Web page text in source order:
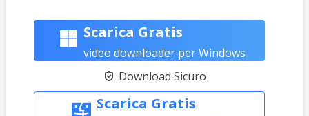
Scarica Gratis
video downloader per Windows
 Download Sicuro
Scarica Gratis